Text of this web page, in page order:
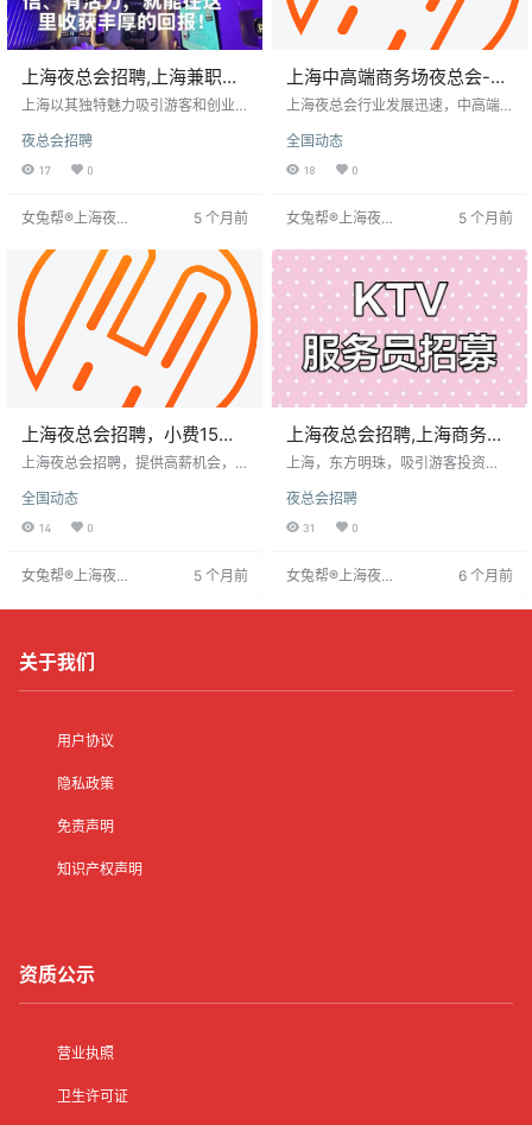
上海夜总会招聘,上海兼职招
聘,福利丰厚期待贤才共展宏
上海以其独特魅力吸引游客和创业
聘女性市场营销人员，提供简单培
训，当天可上岗。薪资待遇优厚，
回报，共同创造辉煌未来。
夜总会招聘
17 0
女兔帮®上海夜场
5 个月前
上海中高端商务场夜总会-小
费1500起
上海夜总会行业发展迅速，中高端
求职者需了解行业要求，注重形
象、沟通和服务能力。招聘面向16
资多采用日结，提供免费食宿。招
求职者提前做好准备。
全国动态
18 0
女兔帮®上海夜场
5 个月前
上海夜总会招聘，小费15起
生意好
上海夜总会招聘，提供高薪机会，
年龄18-35岁，形象佳，沟通能力
强，有服务意识，可培训。薪资包
序。夜场工作需承受压力，但提供
在娱乐行业发展的人。
全国动态
14 0
女兔帮®上海夜场
5 个月前
上海夜总会招聘,上海商务
KTV,生意昌盛每日缺员高薪
上海，东方明珠，吸引游客投资
要求形象气质佳，沟通能力强，有
经验者优先。薪资日薪1.2K-2K，提
妆指导。环境舒适，注重培训晋
动。欢迎热爱挑战者加入，实现自
夜总会招聘
31 0
女兔帮®上海夜场
6 个月前
关于我们
用户协议
隐私政策
免责声明
知识产权声明
资质公示
营业执照
卫生许可证